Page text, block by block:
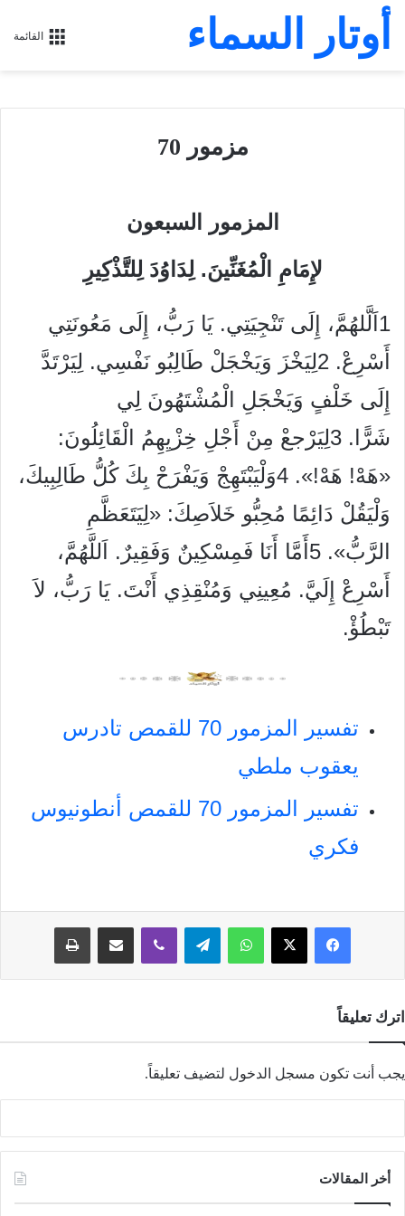
القائمة أوتار السماء
مزمور 70
المزمور السبعون
لإِمَامِ الْمُغَنِّينَ. لِدَاوُدَ لِلتَّذْكِيرِ
1اَلَّلهُمَّ، إِلَى تَنْجِيَتِي. يَا رَبُّ، إِلَى مَعُونَتِي
أَسْرِعْ. 2لِيَخْزَ وَيَخْجَلْ طَالِبُو نَفْسِي. لِيَرْتَدَّ
إِلَى خَلْفٍ وَيَخْجَلِ الْمُشْتَهُونَ لِي
شَرًّا. 3لِيَرْجعْ مِنْ أَجْلِ خِزْيِهِمُ الْقَائِلُونَ:
«هَهْ! هَهْ!». 4وَلْيَبْتَهِجْ وَيَفْرَحْ بِكَ كُلُّ طَالِبِيكَ،
وَلْيَقُلْ دَائِمًا مُحِبُّو خَلاَصِكَ: «لِيَتَعَظَّمِ
الرَّبُّ». 5أَمَّا أَنَا فَمِسْكِينٌ وَفَقِيرٌ. اَللَّهُمَّ،
أَسْرِعْ إِلَيَّ. مُعِينِي وَمُنْقِذِي أَنْتَ. يَا رَبُّ، لاَ
تَبْطُؤْ.
تفسير المزمور 70 للقمص تادرس
يعقوب ملطي
تفسير المزمور 70 للقمص أنطونيوس
فكري
فيسبوك ‫X واتساب تيلقرام ڤايبر
اترك تعليقاً
يجب أنت تكون مسجل الدخول لتضيف تعليقاً.
أخر المقالات